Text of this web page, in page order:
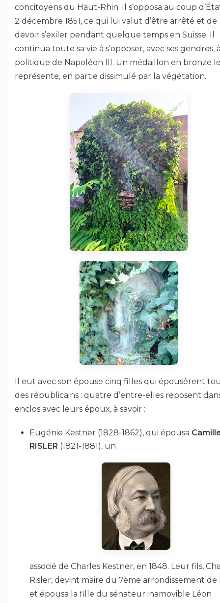
concitoyens du Haut-Rhin. Il s’opposa au coup
2 décembre 1851, ce qui lui valut d’être arrêté et de
devoir s’exiler pendant quelque temps en Suisse. Il
continua toute sa vie à s’opposer, avec ses gendres,
politique de Napoléon III. Un médaillon en bronze
représente, en partie dissimulé par la végétation.
Il eut avec son épouse cinq filles qui épousèrent
des républicains : quatre d’entre-elles reposent
enclos avec leurs époux, à savoir :
Eugénie Kestner (1828-1862), qui épousa
RISLER (1821-1881), un
associé de Charles Kestner, en 1848. Leur fils,
Risler, devint maire du 7ème arrondissement de
et épousa la fille du sénateur inamovible Léon